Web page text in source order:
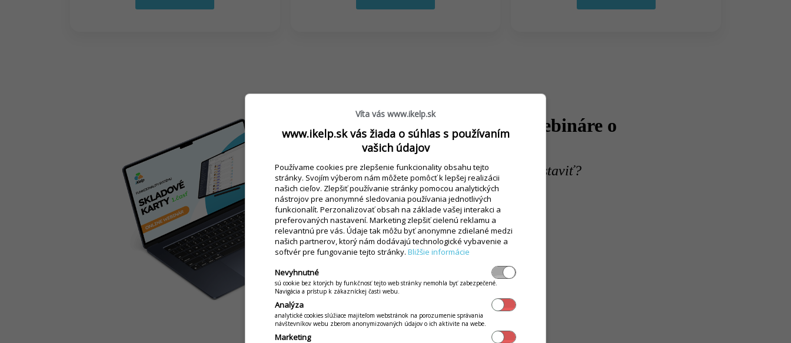
Pozrite si online webináre o
funkcionalitách.
Čo ponúkajú a ako ich nastaviť?
PREJSŤ NA WEBINÁRE
Víta vás www.ikelp.sk
www.ikelp.sk vás žiada o súhlas s používaním
vašich údajov
Používame cookies pre zlepšenie funkcionality obsahu tejto
stránky. Svojím výberom nám môžete pomôcť k lepšej realizácii
našich cieľov. Zlepšiť používanie stránky pomocou analytických
nástrojov pre anonymné sledovania používania jednotlivých
funkcionalít. Perzonalizovať obsah na základe vašej interakci a
preferovaných nastavení. Marketing zlepšiť cielenú reklamu a
relevantnú pre vás. Údaje tak môžu byť anonymne zdielané medzi
našich partnerov, ktorý nám dodávajú technologické vybavenie a
softvér pre fungovanie tejto stránky. Bližšie informácie
Nevyhnutné
sú cookie bez ktorých by funkčnosť tejto web stránky nemohla byť zabezpečené.
Navigácia a prístup k zákazníckej časti webu.
Analýza
analytické cookies slúžiace majiteľom webstránok na porozumenie správania
návštevníkov webu zberom anonymizovaných údajov o ich aktivite na webe.
Marketing